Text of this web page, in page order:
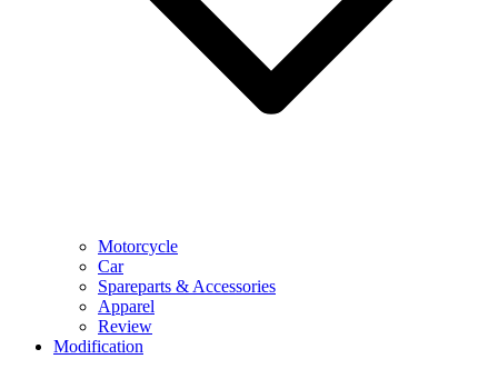
Motorcycle
Car
Spareparts & Accessories
Apparel
Review
Modification